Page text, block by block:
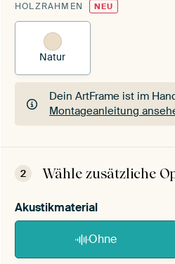
HOLZRAHMEN NEU
Natur
Dein ArtFrame ist im
Montageanleitung
Dein ArtFrame ist im
2 Wähle zusätzliche
Akustikmaterial
Ohne